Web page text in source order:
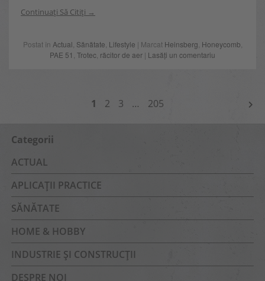
Continuați Să Citiți
Postat în Actual Sănătate Lifestyle | Marcat Heinsberg Honeycomb
PAE 51 Trotec răcitor de aer | Lasăți un comentariu
1 2 3 … 205
Categorii
ACTUAL
APLICAȚII PRACTICE
SĂNĂTATE
HOME & HOBBY
INDUSTRIE ȘI CONSTRUCȚII
DESPRE NOI